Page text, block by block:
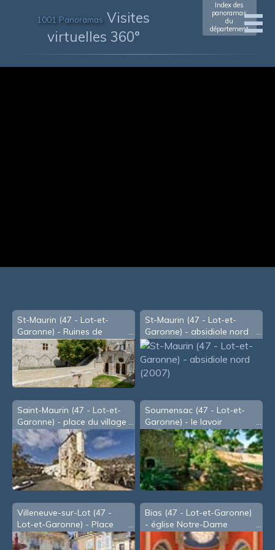
1001 Panoramas Visites
virtuelles 360°
Index des
panoramas
du
département
St-Maurin (47 - Lot-et-
Garonne) - Ruines de
l'abbaye (2007)
St-Maurin (47 - Lot-et-
Garonne) - absidiole nord
(2007)
Saint-Maurin (47 - Lot-et-
Garonne) - place du village
Soumensac (47 - Lot-et-
Garonne) - le lavoir
Villeneuve-sur-Lot (47 -
Lot-et-Garonne) - Place
Lafayette, dite des
Cornières
Bias (47 - Lot-et-Garonne)
- église Notre-Dame